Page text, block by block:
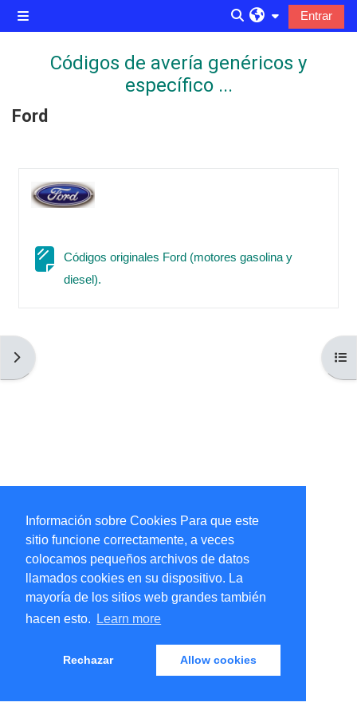
Información sobre Cookies Para que este
sitio funcione correctamente, a veces
colocamos pequeños archivos de datos
llamados cookies en su dispositivo. La
mayoría de los sitios web grandes también
hacen esto.
Learn more
Rechazar Allow cookies
Entrar
Abrir cajón de bloques
Códigos de avería genéricos y
específico ...
Ford
Perfilado de sección
Códigos originales Ford (motores gasolina y
diesel).